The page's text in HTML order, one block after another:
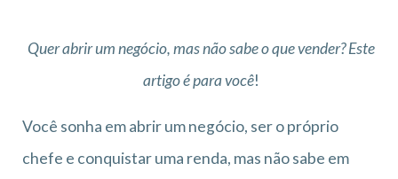
Quer abrir um negócio, mas não sabe o que vender? Este
artigo é para você!
Você sonha em abrir um negócio, ser o próprio
chefe e conquistar uma renda, mas não sabe em